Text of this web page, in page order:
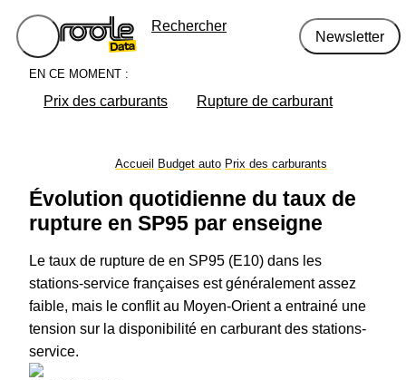
Rechercher
Newsletter
EN CE MOMENT :
Prix des carburants Rupture de carburant
Accueil Budget auto Prix des carburants
Évolution quotidienne du taux de
rupture en SP95 par enseigne
Le taux de rupture de en SP95 (E10) dans les
stations-service françaises est généralement assez
faible, mais le conflit au Moyen-Orient a entrainé une
tension sur la disponibilité en carburant des stations-
service.